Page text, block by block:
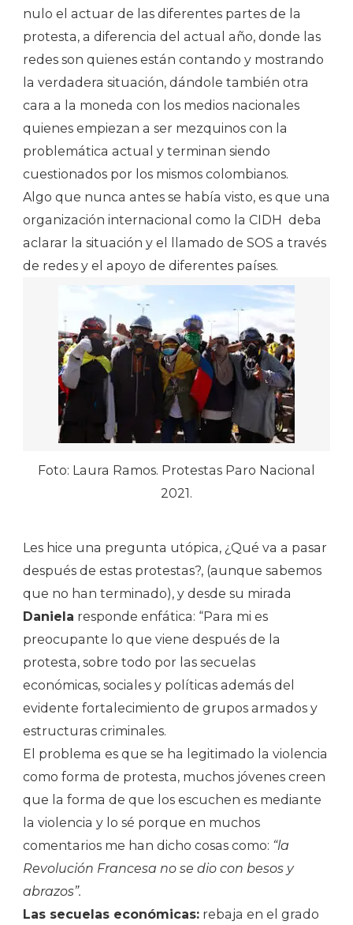
nulo el actuar de las diferentes partes de la
protesta, a diferencia del actual año, donde las
redes son quienes están contando y mostrando
la verdadera situación, dándole también otra
cara a la moneda con los medios nacionales
quienes empiezan a ser mezquinos con la
problemática actual y terminan siendo
cuestionados por los mismos colombianos.
Algo que nunca antes se había visto, es que una
organización internacional como la CIDH deba
aclarar la situación y el llamado de SOS a través
de redes y el apoyo de diferentes países.
Foto: Laura Ramos. Protestas Paro Nacional
2021.
Les hice una pregunta utópica, ¿Qué va a pasar
después de estas protestas?, (aunque sabemos
que no han terminado), y desde su mirada
Daniela responde enfática: “Para mi es
preocupante lo que viene después de la
protesta, sobre todo por las secuelas
económicas, sociales y políticas además del
evidente fortalecimiento de grupos armados y
estructuras criminales.
El problema es que se ha legitimado la violencia
como forma de protesta, muchos jóvenes creen
que la forma de que los escuchen es mediante
la violencia y lo sé porque en muchos
comentarios me han dicho cosas como: “la
Revolución Francesa no se dio con besos y
abrazos”.
Las secuelas económicas: rebaja en el grado